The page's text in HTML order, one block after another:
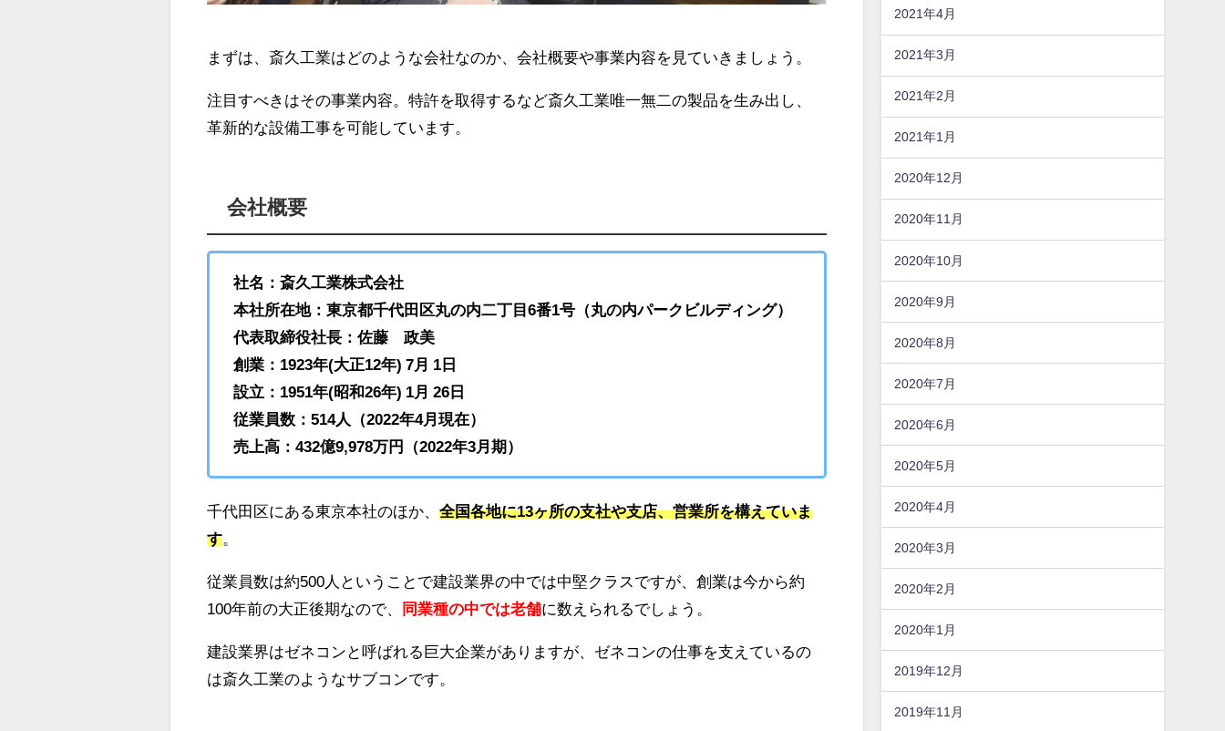
まずは、斎久工業はどのような会社なのか、会社概要や事業内容を見ていきましょう。
注目すべきはその事業内容。特許を取得するなど斎久工業唯一無二の製品を生み出し、
革新的な設備工事を可能しています。
会社概要
社名：斎久工業株式会社
本社所在地：東京都千代田区丸の内二丁目6番1号（丸の内パークビルディング）
代表取締役社長：佐藤 政美
創業：1923年(大正12年) 7月 1日
設立：1951年(昭和26年) 1月 26日
従業員数：514人（2022年4月現在）
売上高：432億9,978万円（2022年3月期）
千代田区にある東京本社のほか、全国各地に13ヶ所の支社や支店、営業所を構えていま
す
従業員数は約500人ということで建設業界の中では中堅クラスですが、創業は今から約
100年前の大正後期なので、
同業種の中では老舗に数えられるでしょう。
建設業界はゼネコンと呼ばれる巨大企業がありますが、ゼネコンの仕事を支えているの
は斎久工業のようなサブコンです。
2021年4月
2021年3月
2021年2月
2021年1月
2020年12月
2020年11月
2020年10月
2020年9月
2020年8月
2020年7月
2020年6月
2020年5月
2020年4月
2020年3月
2020年2月
2020年1月
2019年12月
2019年11月